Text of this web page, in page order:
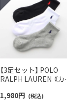
【3足セット】 POLO
RALPH LAUREN 《カ
ンポイントソックス シ
1,980円 (税込)